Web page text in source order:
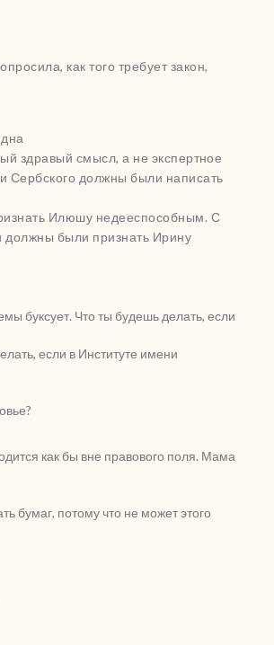
как того требует закон,
здравый смысл, а не экспертное
Сербского должны были написать
Илюшу недееспособным. С
должны были признать Ирину
буксует. Что ты будешь делать, если
если в Институте имени
как бы вне правового поля. Мама
бумаг, потому что не может этого